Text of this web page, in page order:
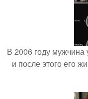
В 2006 году мужчина
и после этого его